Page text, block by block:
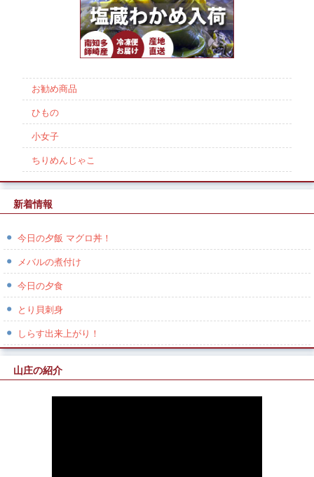
お勧め商品
ひもの
小女子
ちりめんじゃこ
新着情報
今日の夕飯 マグロ丼！
メバルの煮付け
今日の夕食
とり貝刺身
しらす出来上がり！
山庄の紹介